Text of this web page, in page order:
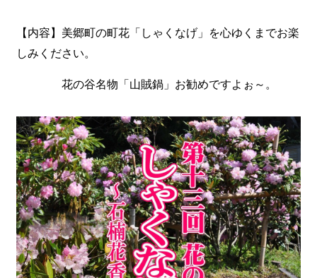
【内容】 美郷町の町花「しゃくなげ」を心ゆくまでお楽
しみください。
花の谷名物「山賊鍋」お勧めですよぉ～。